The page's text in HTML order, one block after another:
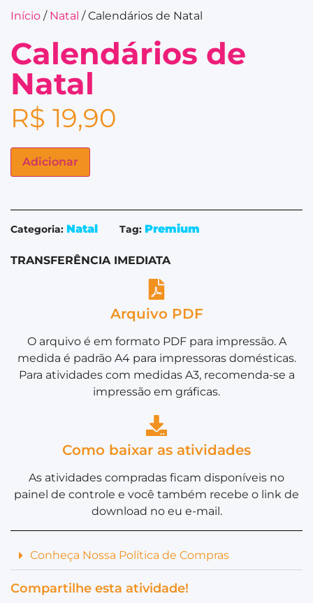
Início / Natal / Calendários de Natal
Calendários de
Natal
R$ 19,90
Adicionar
Categoria: Natal Tag: Premium
TRANSFERÊNCIA IMEDIATA
Arquivo PDF
O arquivo é em formato PDF para impressão. A
medida é padrão A4 para impressoras domésticas.
Para atividades com medidas A3, recomenda-se a
impressão em gráficas.
Como baixar as atividades
As atividades compradas ficam disponíveis no
painel de controle e você também recebe o link de
download no eu e-mail.
Conheça Nossa Política de Compras
Compartilhe esta atividade!